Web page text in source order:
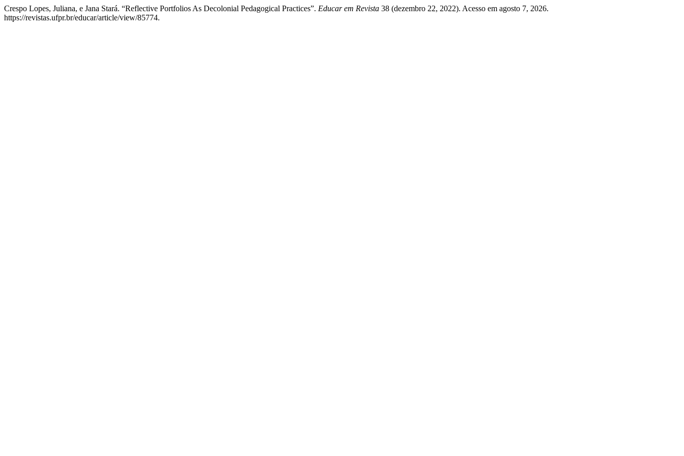
Crespo Lopes, Juliana, e Jana Stará. “Reflective Portfolios As Decolonial Pedagogical Practices”. Educar em Revista 38 (dezembro 22, 2022). Acesso em agosto 7, 2026.
https://revistas.ufpr.br/educar/article/view/85774.